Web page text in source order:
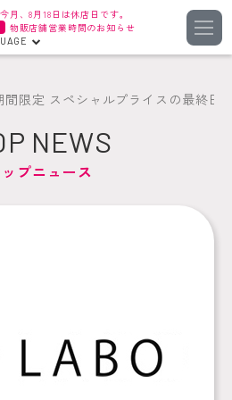
今月、8月18日は休店日です。
物販店舗営業時間のお知らせ
국어限定 スペシャルプライスの最終日
NEWS
プニュース